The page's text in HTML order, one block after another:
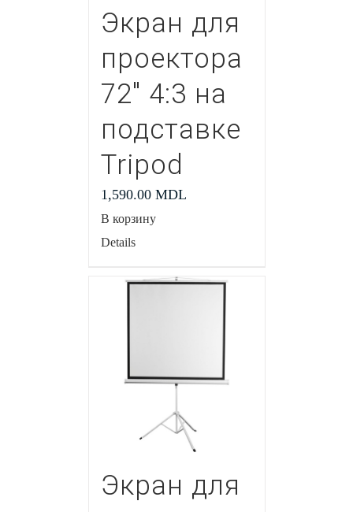
Экран для
проектора
72″ 4:3 на
подставке
Tripod
1,590.00 MDL
В корзину
Details
Экран для